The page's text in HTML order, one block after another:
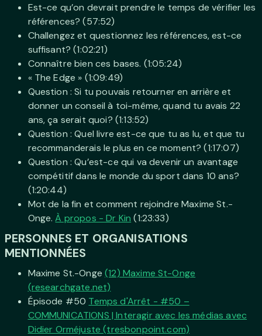
Est-ce qu’on devrait prendre le temps de vérifier les
références? (57:52)
Challengez et questionnez les références, est-ce
suffisant? (1:02:21)
Connaître bien ces bases. (1:05:24)
« The Edge » (1:09:49)
Question : Si tu pouvais retourner en arrière et
donner un conseil à toi-même, quand tu avais 22
ans, ça serait quoi? (1:13:52)
Question : Quel livre est-ce que tu as lu, et que tu
recommanderais le plus en ce moment? (1:17:07)
Question : Qu’est-ce qui va devenir un avantage
compétitif dans le monde du sport dans 10 ans?
(1:20:44)
Mot de la fin et comment rejoindre Maxime St.-
Onge.À propos - Dr Kin (1:23:33)
PERSONNES ET ORGANISATIONS
MENTIONNÉES
Maxime St.-Onge(12) Maxime St-Onge
(researchgate.net)
Épisode #50 Temps d'Arrêt - #50 –
COMMUNICATIONS | Interagir avec les médias avec
Didier Orméjuste (tresbonpoint.com)